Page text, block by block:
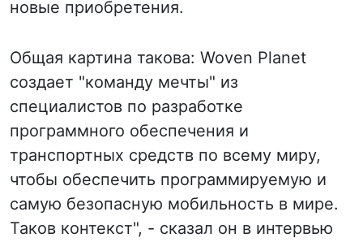
новые приобретения.
Общая картина такова: Woven Planet
создает "команду мечты" из
специалистов по разработке
программного обеспечения и
транспортных средств по всему миру,
чтобы обеспечить программируемую и
самую безопасную мобильность в мире.
Таков контекст", - сказал он в интервью